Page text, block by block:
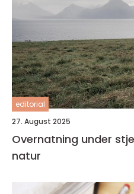
editorial
27. August 2025
Overnatning under
natur